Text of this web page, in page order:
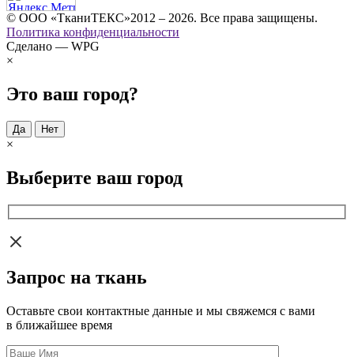
© ООО «ТканиТЕКС»2012 – 2026. Все права защищены.
Политика конфиденциальности
Сделано — WPG
×
Это ваш город?
Да Нет
×
Выберите ваш город
Запрос на ткань
Оставьте свои контактные данные и мы свяжемся с вами
в ближайшее время